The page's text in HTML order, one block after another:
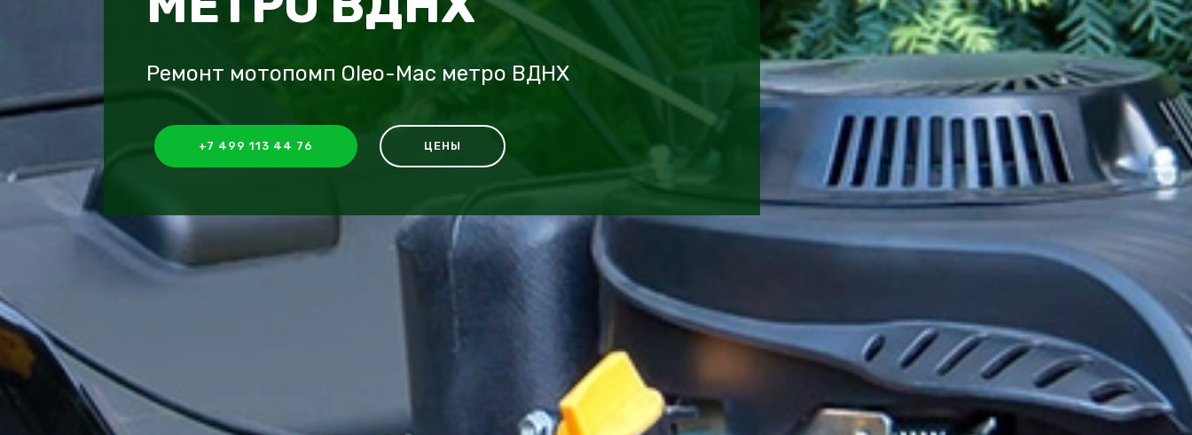
Ремонт мотопомп Oleo-Mac метро ВДНХ
+7 499 113 44 76 ЦЕНЫ